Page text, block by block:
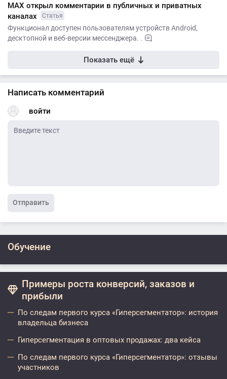
МАХ открыл комментарии в публичных и приватных
каналах
Статья
Функционал доступен пользователям устройств Android,
десктопной и веб-версии мессенджера. .
Показать ещё
Написать комментарий
войти
Отправить
Обучение
Примеры роста конверсий, заказов и
прибыли
По следам первого курса «Гиперсегментатор»: история
владельца бизнеса
Гиперсегментация в оптовых продажах: два кейса
По следам первого курса «Гиперсегментатор»: отзывы
участников